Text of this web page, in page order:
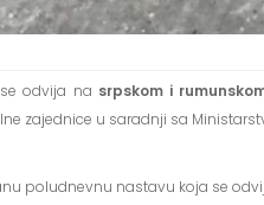
odvija na srpskom i
zajednice u saradnji sa
poludnevnu nastavu koja se